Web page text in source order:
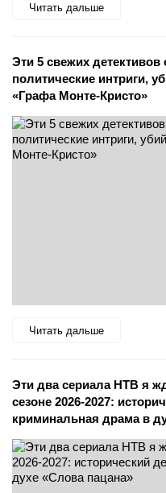
Читать дальше
Эти 5 свежих детективов
политические интриги,
«Графа Монте-Кристо»
Читать дальше
Эти два сериала НТВ я
сезоне 2026-2027:
криминальная драма в